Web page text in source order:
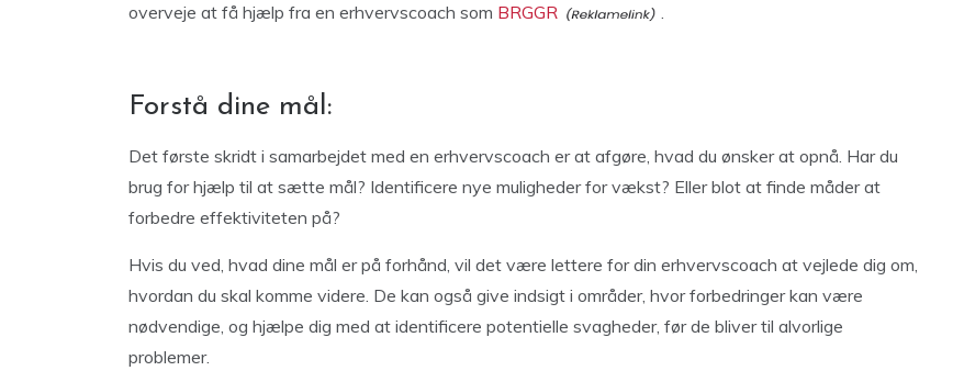
overveje at få hjælp fra en erhvervscoach som BRGGR .
Forstå dine mål:
Det første skridt i samarbejdet med en erhvervscoach er at afgøre, hvad du ønsker at opnå. Har du
brug for hjælp til at sætte mål? Identificere nye muligheder for vækst? Eller blot at finde måder at
forbedre effektiviteten på?
Hvis du ved, hvad dine mål er på forhånd, vil det være lettere for din erhvervscoach at vejlede dig om,
hvordan du skal komme videre. De kan også give indsigt i områder, hvor forbedringer kan være
nødvendige, og hjælpe dig med at identificere potentielle svagheder, før de bliver til alvorlige
problemer.